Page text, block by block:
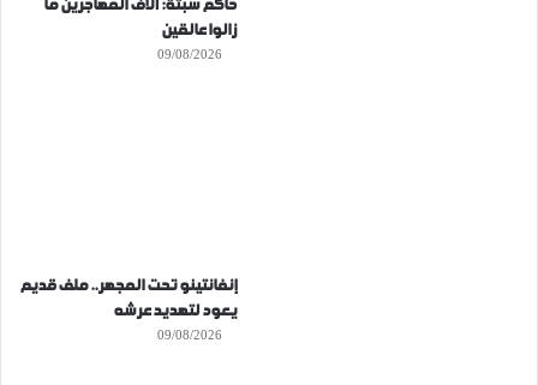
حاكم سبتة: آلاف المهاجرين ما
زالوا عالقين
09/08/2026
إنفانتينو تحت المجهر.. ملف قديم
يعود لتهديد عرشه
09/08/2026